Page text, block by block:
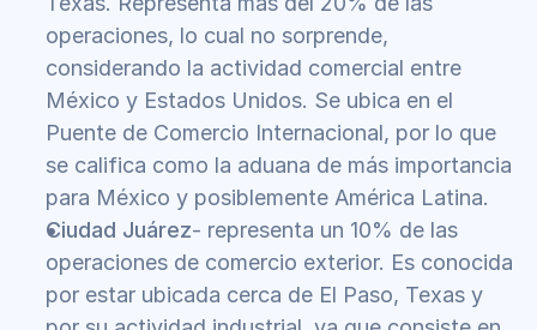
operaciones, lo cual no sorprende,
considerando la actividad comercial entre
México y Estados Unidos. Se ubica en el
Puente de Comercio Internacional, por lo que
se califica como la aduana de más importancia
para México y posiblemente América Latina.
Ciudad Juárez- representa un 10% de las
operaciones de comercio exterior. Es conocida
por estar ubicada cerca de El Paso, Texas y